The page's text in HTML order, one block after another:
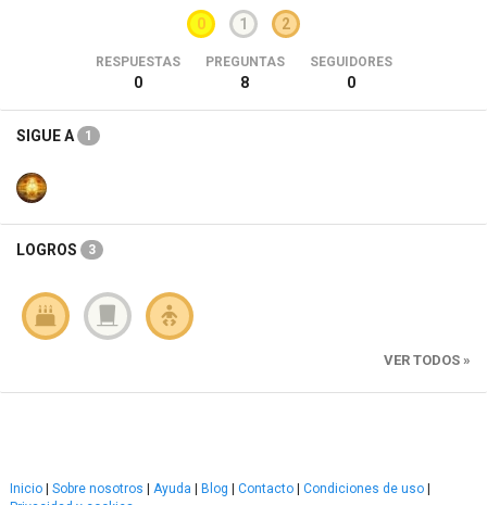
0 1 2
RESPUESTAS
0
PREGUNTAS
8
SEGUIDORES
0
SIGUE A 1
LOGROS 3
VER TODOS »
Inicio Sobre nosotros Ayuda Blog Contacto Condiciones de uso